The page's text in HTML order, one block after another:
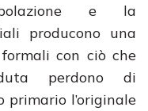
e la
producono una
con ciò che
perdono di
primario l’originale